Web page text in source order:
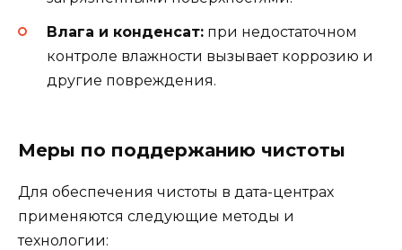
Влага и конденсат: при недостаточном
контроле влажности вызывает коррозию и
другие повреждения.
Меры по поддержанию чистоты
Для обеспечения чистоты в дата-центрах
применяются следующие методы и
технологии: